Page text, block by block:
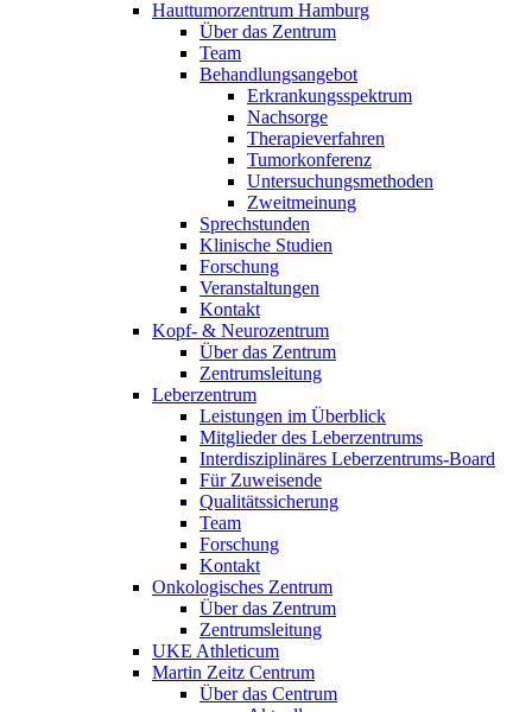
Hauttumorzentrum Hamburg
Über das Zentrum
Team
Behandlungsangebot
Erkrankungsspektrum
Nachsorge
Therapieverfahren
Tumorkonferenz
Untersuchungsmethoden
Zweitmeinung
Sprechstunden
Klinische Studien
Forschung
Veranstaltungen
Kontakt
Kopf- & Neurozentrum
Über das Zentrum
Zentrumsleitung
Leberzentrum
Leistungen im Überblick
Mitglieder des Leberzentrums
Interdisziplinäres Leberzentrums-Board
Für Zuweisende
Qualitätssicherung
Team
Forschung
Kontakt
Onkologisches Zentrum
Über das Zentrum
Zentrumsleitung
UKE Athleticum
Martin Zeitz Centrum
Über das Centrum